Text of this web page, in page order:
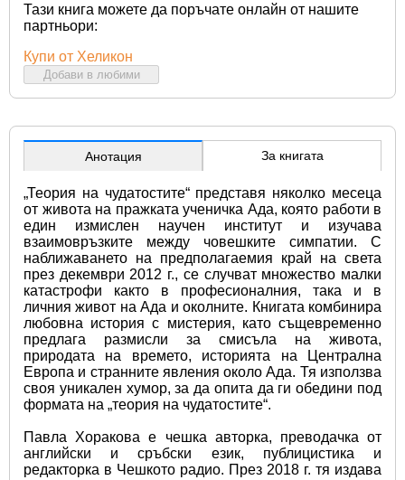
Тази книга можете да поръчате онлайн от нашите
партньори:
Купи от Хеликон
Добави в любими
Анотация За книгата
„Теория на чудатостите“ представя няколко месеца
от живота на пражката ученичка Ада, която работи в
един измислен научен институт и изучава
взаимовръзките между човешките симпатии. С
наближаването на предполагаемия край на света
през декември 2012 г., се случват множество малки
катастрофи както в професионалния, така и в
личния живот на Ада и околните. Книгата комбинира
любовна история с мистерия, като същевременно
предлага размисли за смисъла на живота,
природата на времето, историята на Централна
Европа и странните явления около Ада. Тя използва
своя уникален хумор, за да опита да ги обедини под
формата на „теория на чудатостите“.
Павла Хоракова е чешка авторка, преводачка от
английски и сръбски език, публицистика и
редакторка в Чешкото радио. През 2018 г. тя издава